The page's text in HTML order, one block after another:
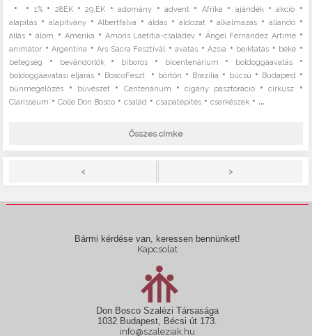
• • 1%• 28EK•29.EK •adomány •advent • Afrika • ajándék•akció •
alapítás • alapítvány•Albertfalva •áldás • áldozat •alkalmazás • állandó•
állás •álom • Amerika • Amoris Laetitia-családév •Ángel Fernández Artime•
animátor •Argentína •Ars Sacra Fesztivál •avatás •Ázsia • beiktatás • béke •
betegség • bevándorlók• bíboros • bicentenárium • boldoggáavatás•
boldoggáavatási eljárás • BoscoFeszt • börtön • Brazília • búcsú • Budapest •
bűnmegelőzés • bűvészet • Centenárium •cigány pasztoráció•cirkusz •
Clarisseum •Colle Don Bosco •család •csapatépítés •cserkészek • ...
Összes címke
< >
Bármi kérdése van, keressen bennünket!
Kapcsolat
Don Bosco Szalézi Társasága
1032 Budapest, Bécsi út 173.
info@szaleziak.hu